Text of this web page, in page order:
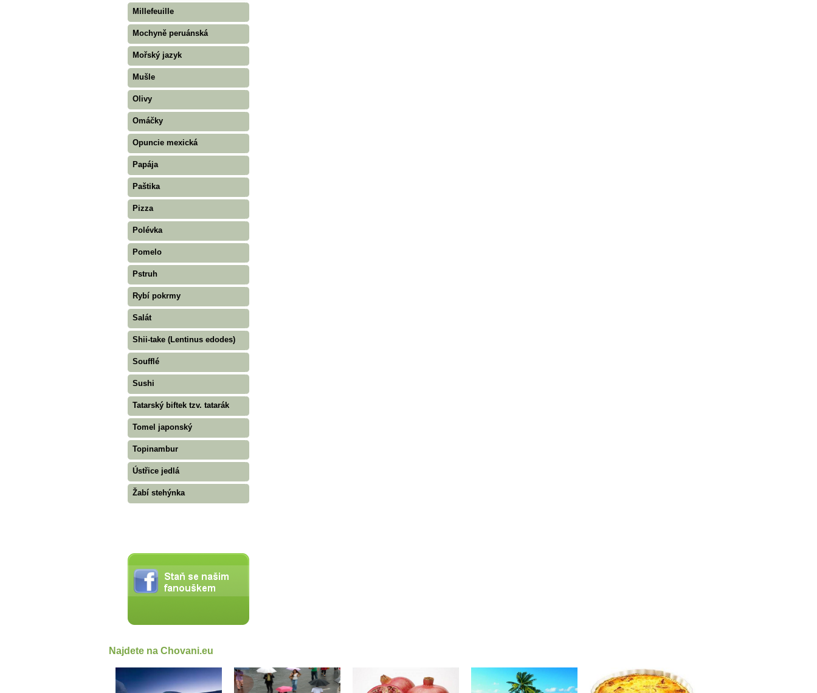
Millefeuille
Mochyně peruánská
Mořský jazyk
Mušle
Olivy
Omáčky
Opuncie mexická
Papája
Paštika
Pizza
Polévka
Pomelo
Pstruh
Rybí pokrmy
Salát
Shii-take (Lentinus edodes)
Soufflé
Sushi
Tatarský biftek tzv. tatarák
Tomel japonský
Topinambur
Ústřice jedlá
Žabí stehýnka
Najdete na Chovani.eu